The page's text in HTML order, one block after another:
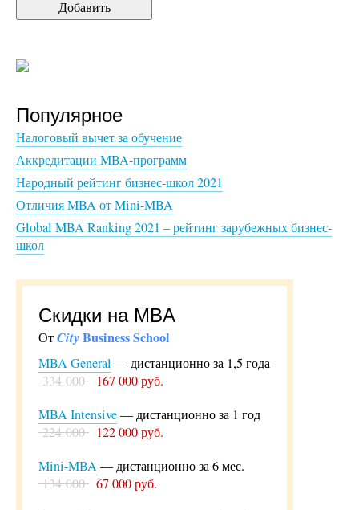
Популярное
Налоговый вычет за обучение
Аккредитации MBA-программ
Народный рейтинг бизнес-школ 2021
Отличия MBA от Mini-MBA
Global MBA Ranking 2021 – рейтинг зарубежных бизнес-
школ
Скидки на MBA
ОтCityBusiness School
MBA General — дистанционно за 1,5 года
334 000 167 000 руб.
MBA Intensive— дистанционно за 1 год
224 000 122 000 руб.
Mini-MBA— дистанционно за 6 мес.
134 000 67 000 руб.